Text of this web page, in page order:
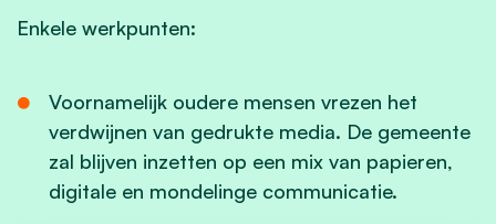
Enkele werkpunten:
Voornamelijk oudere mensen vrezen het
verdwijnen van gedrukte media. De gemeente
zal blijven inzetten op een mix van papieren,
digitale en mondelinge communicatie.